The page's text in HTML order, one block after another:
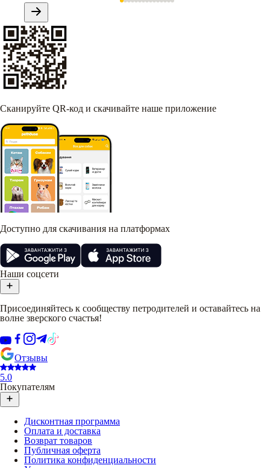
Сканируйте QR-код и скачивайте наше приложение
Доступно для скачивания на платформах
Наши соцсети
Присоединяйтесь к сообществу петродителей и оставайтесь на
волне зверского счастья!
Отзывы
5.0
Покупателям
Дисконтная программа
Оплата и доставка
Возврат товаров
Публичная оферта
Политика конфиденциальности